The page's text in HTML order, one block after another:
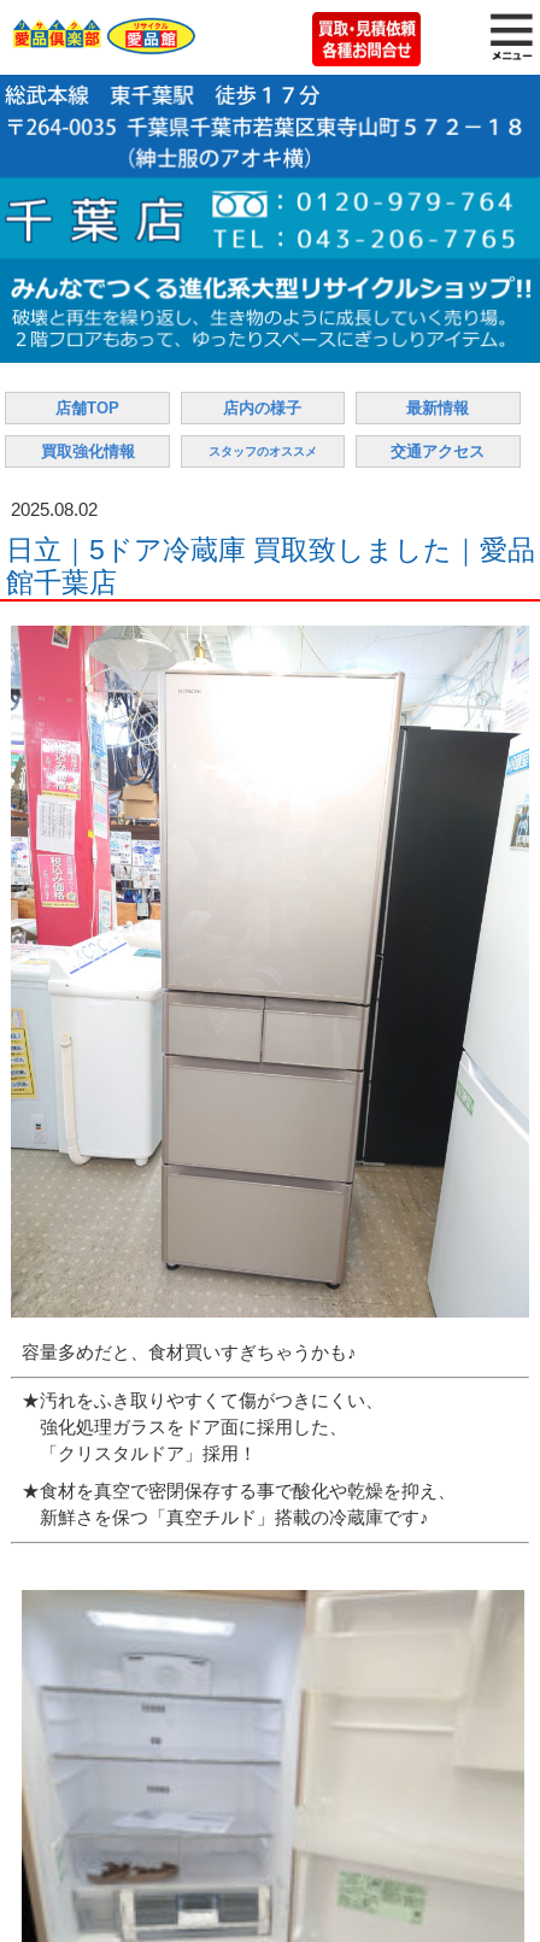
店舗TOP 店内の様子 最新情報
買取強化情報 スタッフのオススメ 交通アクセス
2025.08.02
日立｜5ドア冷蔵庫 買取致しました｜愛品
館千葉店
容量多めだと、食材買いすぎちゃうかも♪
★汚れをふき取りやすくて傷がつきにくい、
強化処理ガラスをドア面に採用した、
「クリスタルドア」採用！
★食材を真空で密閉保存する事で酸化や乾燥を抑え、
新鮮さを保つ「真空チルド」搭載の冷蔵庫です♪